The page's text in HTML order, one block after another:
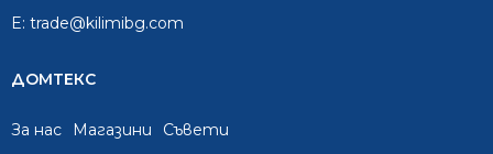
E: trade@kilimibg.com
ДОМТЕКС
За нас Mагазини Съвети